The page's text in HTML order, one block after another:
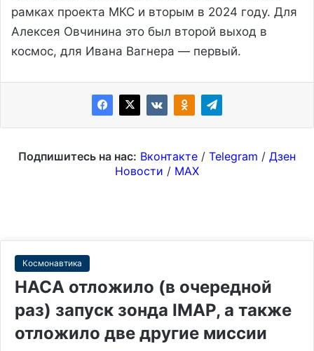
рамках проекта МКС и вторым в 2024 году. Для
Алексея Овчинина это был второй выход в
космос, для Ивана Вагнера — первый.
Подпишитесь на нас: Вконтакте / Telegram / Дзен
Новости / MAX